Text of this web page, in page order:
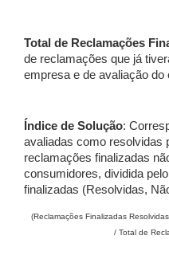
Total de Reclamações
de reclamações que já
empresa e de avaliação
Índice de Solução:
avaliadas como resolvidas
reclamações finalizadas
consumidores, dividida
finalizadas (Resolvidas,
(Reclamações Finalizadas
/ Total de